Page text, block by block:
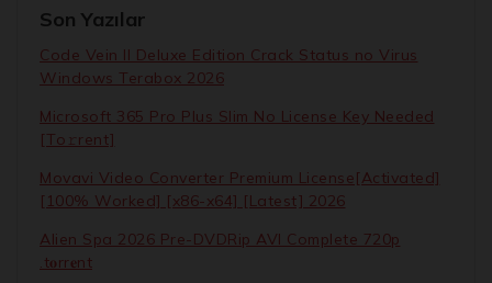
Son Yazılar
Code Vein II Deluxe Edition Crack Status no Virus
Windows Terabox 2026
Microsoft 365 Pro Plus Slim No License Key Needed
[Тo𝚛rent]
Movavi Video Converter Premium License[Activated]
[100% Worked] [x86-x64] [Latest] 2026
Alien Spa 2026 Pre-DVDRip AVI Complete 720p
.t𝐨rr𝐞nt